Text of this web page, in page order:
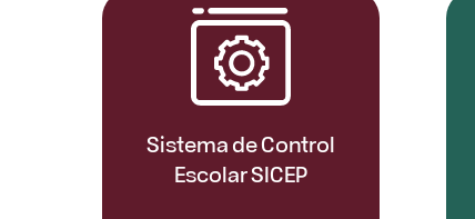
Sistema de Control
Escolar SICEP